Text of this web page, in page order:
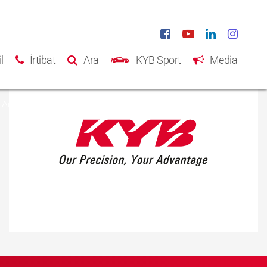
İrtibat Ara KYB Sport Media